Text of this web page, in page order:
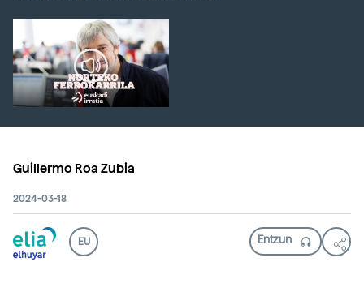
Guillermo Roa Zubia
2024-03-18
EU